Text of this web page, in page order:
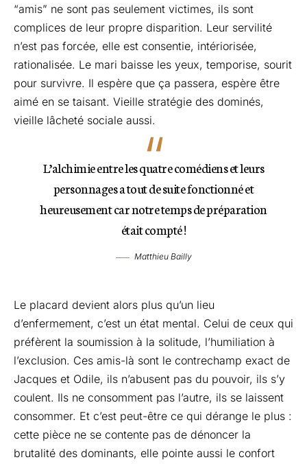
“amis” ne sont pas seulement victimes, ils sont
complices de leur propre disparition. Leur servilité
n’est pas forcée, elle est consentie, intériorisée,
rationalisée. Le mari baisse les yeux, temporise, sourit
pour survivre. Il espère que ça passera, espère être
aimé en se taisant. Vieille stratégie des dominés,
vieille lâcheté sociale aussi.
L’alchimie entre les quatre comédiens et leurs
personnages a tout de suite fonctionné et
heureusement car notre temps de préparation
était compté !
Matthieu Bailly
Le placard devient alors plus qu’un lieu
d’enfermement, c’est un état mental. Celui de ceux qui
préfèrent la soumission à la solitude, l’humiliation à
l’exclusion. Ces amis-là sont le contrechamp exact de
Jacques et Odile, ils n’abusent pas du pouvoir, ils s’y
coulent. Ils ne consomment pas l’autre, ils se laissent
consommer. Et c’est peut-être ce qui dérange le plus :
cette pièce ne se contente pas de dénoncer la
brutalité des dominants, elle pointe aussi le confort